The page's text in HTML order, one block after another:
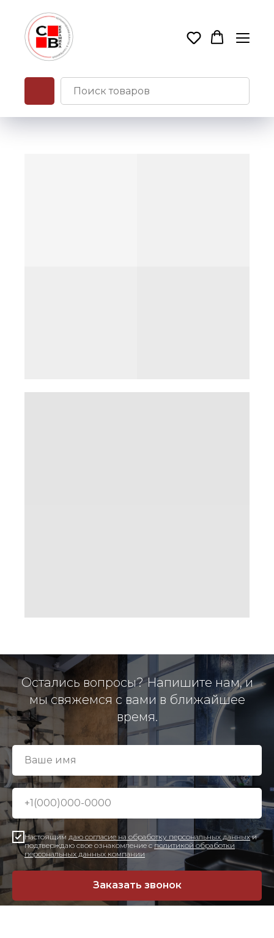
Остались вопросы? Напишите нам, и
мы свяжемся с вами в ближайшее
время.
Настоящим даю согласие на обработку персональных данныхи
подтверждаю свое ознакомление с политикой обработки
персональных данных компании
Заказать звонок